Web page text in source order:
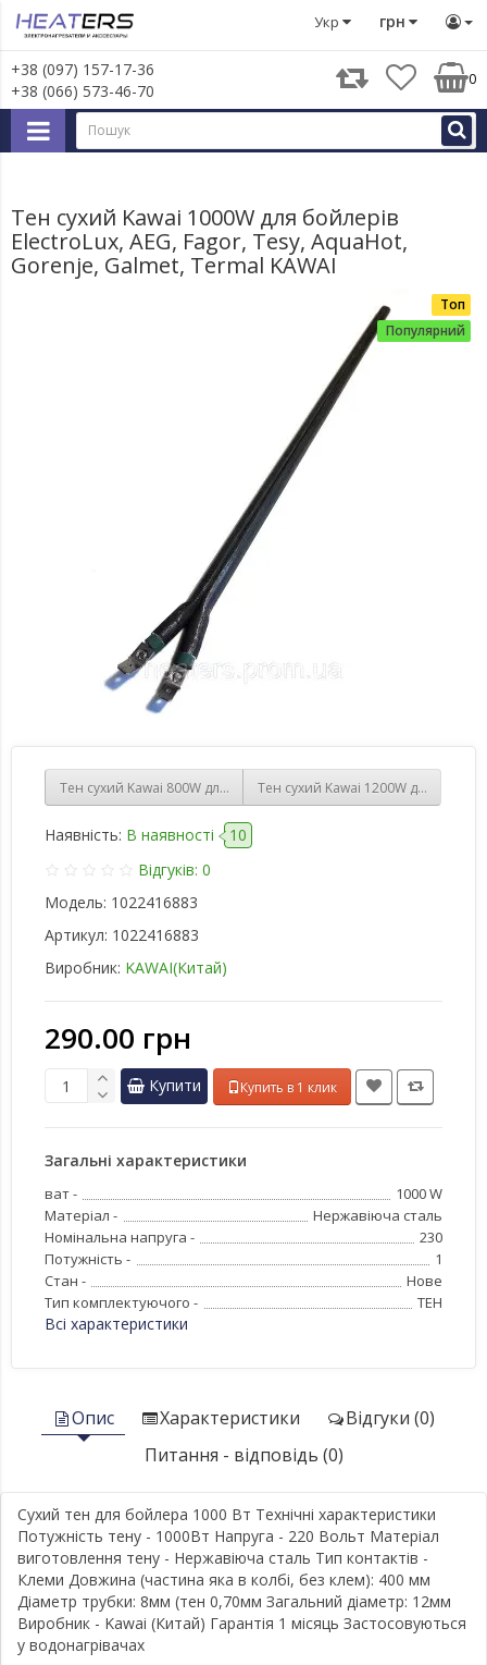
грн
Укр
+38 (097) 157-17-36
+38 (066) 573-46-70
0
Запчастини для великої побутової техніки Запчастини
Тен сухий Kawai 1000W для бойлерів
ElectroLux, AEG, Fagor, Tesy, AquaHot,
Gorenje, Galmet, Termal KAWAI
Топ
Популярний
Тен сухий Kawai 800W для бойлерів ElectroLux, AEG, Fagor, Tesy,
Тен сухий Kawai 1200W для
Наявність: В наявності
10
Відгуків: 0
Модель: 1022416883
Артикул: 1022416883
Виробник: KAWAI(Китай)
290.00 грн
Купити Купить в 1 клик
Загальні характеристики
ват -
1000 W
Матеріал -
Нержавіюча сталь
Номінальна напруга -
230
Потужність -
1
Стан -
Нове
Тип комплектуючого -
ТЕН
Всі характеристики
Опис Характеристики
Відгуки (0)
Питання - відповідь (0)
Сухий тен для бойлера 1000 Вт Технічні характеристики
Потужність тену - 1000Вт Напруга - 220 Вольт Матеріал
виготовлення тену - Нержавіюча сталь Тип контактів -
Клеми Довжина (частина яка в колбі, без клем): 400 мм
Діаметр трубки: 8мм (тен 0,70мм Загальний діаметр: 12мм
Виробник - Kawai (Китай) Гарантія 1 місяць Застосовуються
у водонагрівачах